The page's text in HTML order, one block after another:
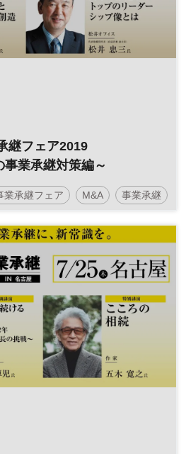
継フェア2019
事業承継対策編～
業承継フェア M&A 事業承継